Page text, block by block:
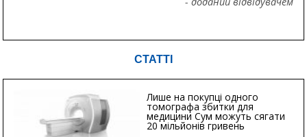
СТАТТІ
Лише на покупці одного
томографа збитки для
медицини Сум можуть сягати
20 мільйонів гривень